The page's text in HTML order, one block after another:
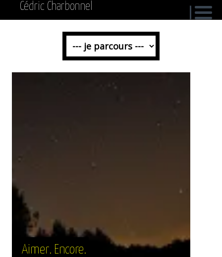
Cédric Charbonnel
Aimer. Encore.